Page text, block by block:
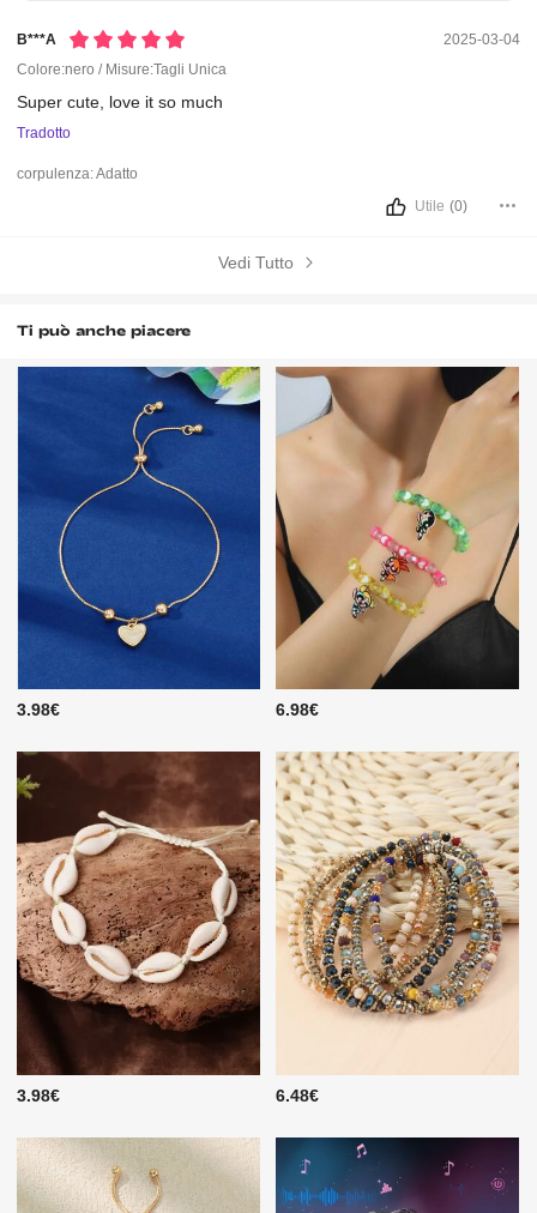
B***a
2025-03-04
Colore:nero / Misure:Tagli Unica
Supercute, love itso much
Tradotto
corpulenza:Adatto
Utile (0)
Vedi Tutto
Ti può anche piacere
3.98€ 6.98€
3.98€ 6.48€